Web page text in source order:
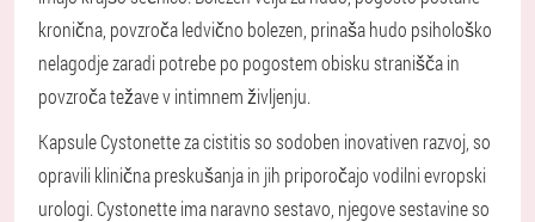
kronična, povzroča ledvično bolezen, prinaša hudo psihološko
nelagodje zaradi potrebe po pogostem obisku stranišča in
povzroča težave v intimnem življenju.
Kapsule Cystonette za cistitis so sodoben inovativen razvoj, so
opravili klinična preskušanja in jih priporočajo vodilni evropski
urologi. Cystonette ima naravno sestavo, njegove sestavine so